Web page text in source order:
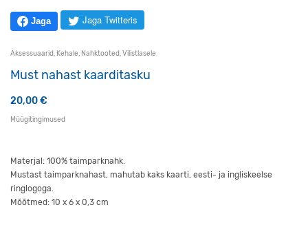
Jaga Jaga Twitteris
Aksessuaarid, Kehale, Nahktooted,Vilistlasele
Must nahast kaarditasku
20,00€
Müügitingimused
Materjal: 100% taimparknahk.
Mustast taimparknahast, mahutab kaks kaarti, eesti- ja ingliskeelse
ringlogoga.
Mõõtmed: 10 x 6 x 0,3 cm